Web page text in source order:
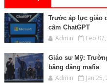
Trước áp lực giáo
cấm ChatGPT
Admin Feb
Giáo sư Mỹ:
băng đảng mafia
Admin Jan 25,